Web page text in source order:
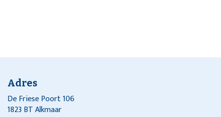
Adres
De Friese Poort 106
1823 BT Alkmaar